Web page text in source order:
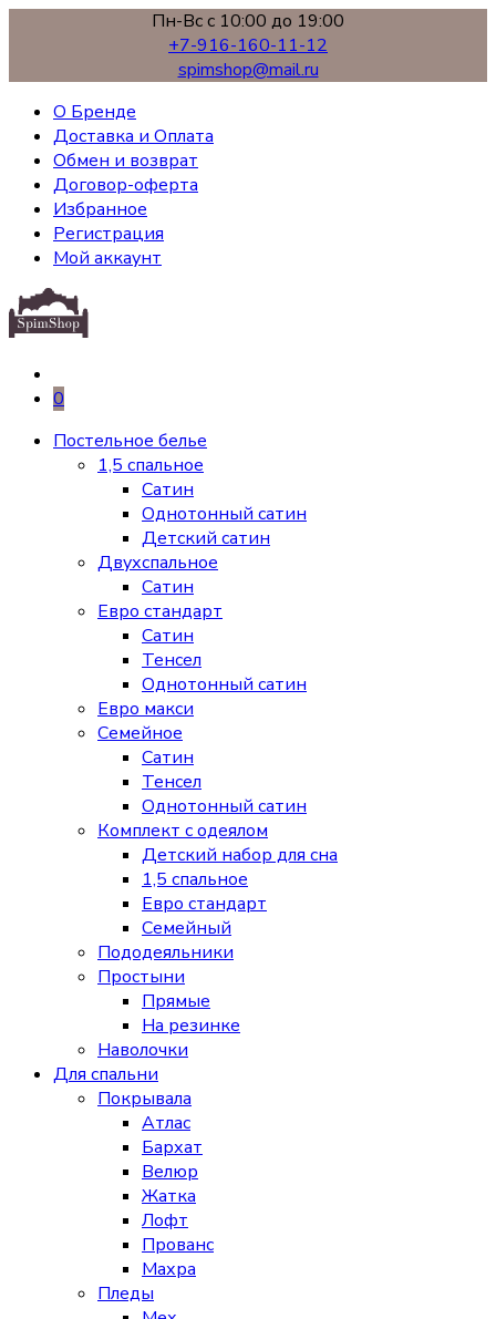
Пн-Вс с 10:00 до 19:00
+7-916-160-11-12
spimshop@mail.ru
О Бренде
Доставка и Оплата
Обмен и возврат
Договор-оферта
Избранное
Регистрация
Мой аккаунт
0
Постельное белье
1,5 спальное
Сатин
Однотонный сатин
Детский сатин
Двухспальное
Сатин
Евро стандарт
Сатин
Тенсел
Однотонный сатин
Евро макси
Семейное
Сатин
Тенсел
Однотонный сатин
Комплект с одеялом
Детский набор для сна
1,5 спальное
Евро стандарт
Семейный
Пододеяльники
Простыни
Прямые
На резинке
Наволочки
Для спальни
Покрывала
Атлас
Бархат
Велюр
Жатка
Лофт
Прованс
Махра
Пледы